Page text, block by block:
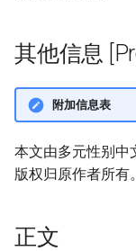
其他信息
附加信息表
本文由多元性别中
版权归原作者所有。
正文